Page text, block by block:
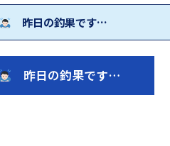
昨日の釣果です…
昨日の釣果です…